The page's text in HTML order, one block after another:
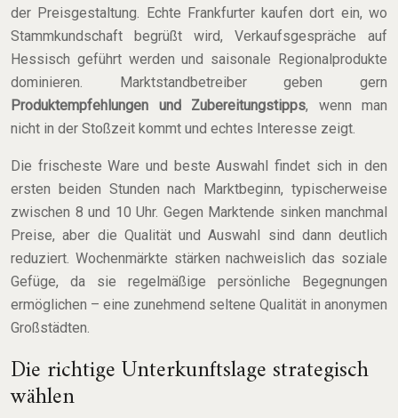
der Preisgestaltung. Echte Frankfurter kaufen dort ein, wo
Stammkundschaft begrüßt wird, Verkaufsgespräche auf
Hessisch geführt werden und saisonale Regionalprodukte
dominieren. Marktstandbetreiber geben gern
Produktempfehlungen und Zubereitungstipps, wenn man
nicht in der Stoßzeit kommt und echtes Interesse zeigt.
Die frischeste Ware und beste Auswahl findet sich in den
ersten beiden Stunden nach Marktbeginn, typischerweise
zwischen 8 und 10 Uhr. Gegen Marktende sinken manchmal
Preise, aber die Qualität und Auswahl sind dann deutlich
reduziert. Wochenmärkte stärken nachweislich das soziale
Gefüge, da sie regelmäßige persönliche Begegnungen
ermöglichen – eine zunehmend seltene Qualität in anonymen
Großstädten.
Die richtige Unterkunftslage strategisch
wählen